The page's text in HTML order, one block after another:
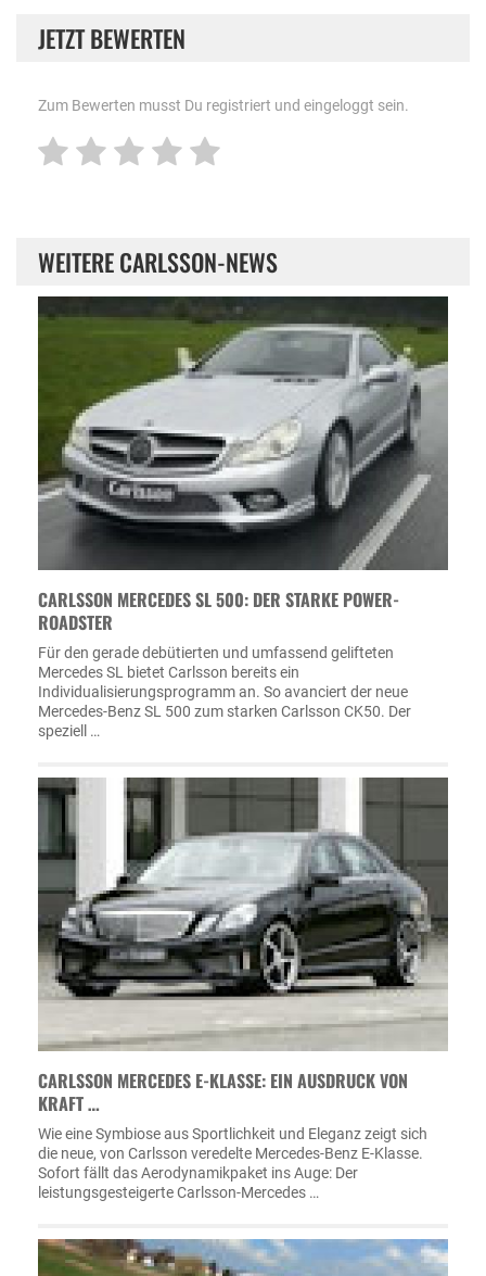
JETZT BEWERTEN
Zum Bewerten musst Du registriert und eingeloggt sein.
WEITERE CARLSSON-NEWS
CARLSSON MERCEDES SL 500: DER STARKE POWER-
ROADSTER
Für den gerade debütierten und umfassend gelifteten
Mercedes SL bietet Carlsson bereits ein
Individualisierungsprogramm an. So avanciert der neue
Mercedes-Benz SL 500 zum starken Carlsson CK50. Der
speziell …
CARLSSON MERCEDES E-KLASSE: EIN AUSDRUCK VON
KRAFT …
Wie eine Symbiose aus Sportlichkeit und Eleganz zeigt sich
die neue, von Carlsson veredelte Mercedes-Benz E-Klasse.
Sofort fällt das Aerodynamikpaket ins Auge: Der
leistungsgesteigerte Carlsson-Mercedes …